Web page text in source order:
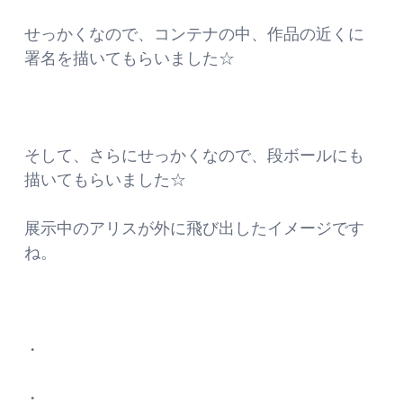
せっかくなので、コンテナの中、作品の近くに
署名を描いてもらいました☆
そして、さらにせっかくなので、段ボールにも
描いてもらいました☆
展示中のアリスが外に飛び出したイメージです
ね。
・
・